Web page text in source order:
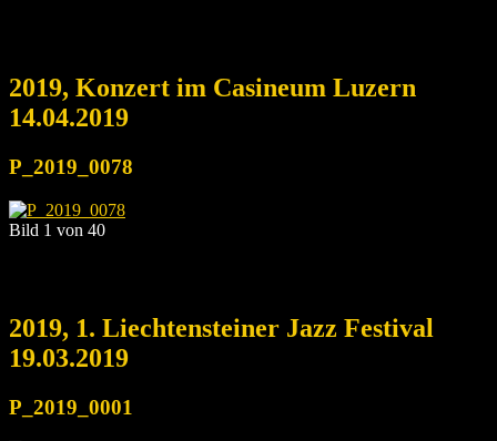
2019, Konzert im Casineum Luzern
14.04.2019
P_2019_0078
Bild 1 von 40
2019, 1. Liechtensteiner Jazz Festival
19.03.2019
P_2019_0001